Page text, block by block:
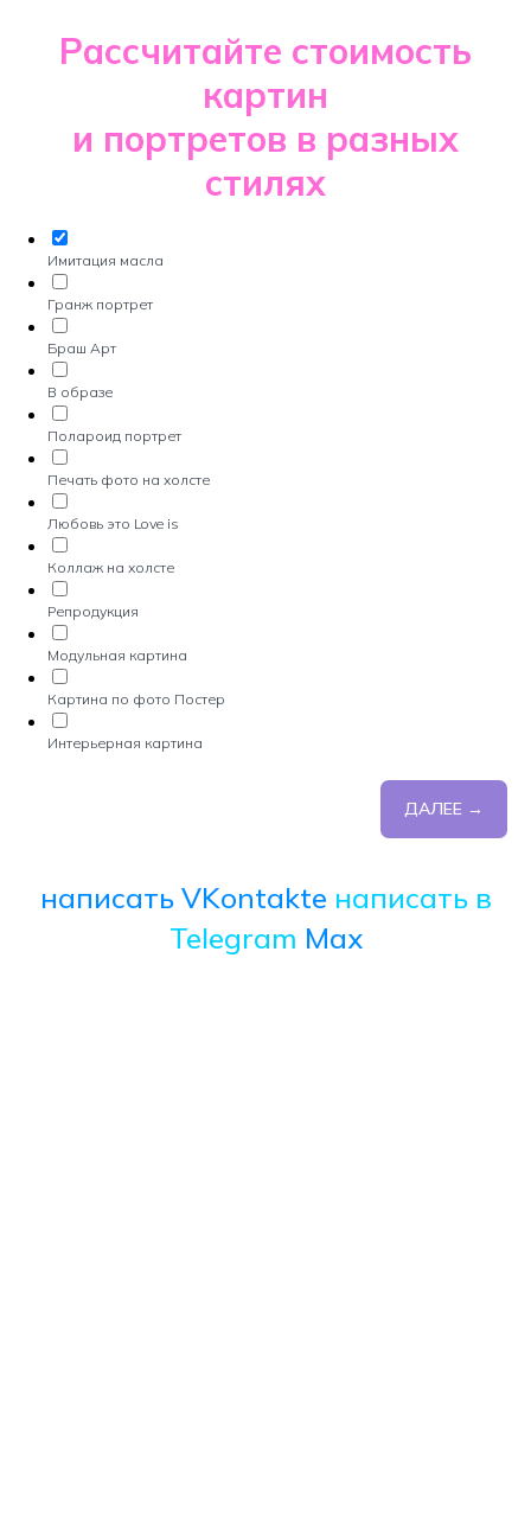
Рассчитайте стоимость
картин
и портретов в разных
стилях
Имитация масла
Гранж портрет
Браш Арт
В образе
Полароид портрет
Печать фото на холсте
Любовь это Love is
Коллаж на холсте
Репродукция
Модульная картина
Картина по фото Постер
Интерьерная картина
ДАЛЕЕ →
написать VKontakte написать в
Telegram Max